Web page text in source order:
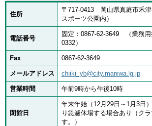
住所
〒717-0413 岡山県真庭市禾津
スポーツ公園内）
電話番号
固定：0867-62-3649 （業務用
0332）
Fax 0867-62-3649
メールアドレス chiiki_yb@city.maniwa.lg.jp
営業時間 午前9時から午後10時
閉館日
年末年始（12月29日～1月3日
り急遽休場する場合あり（ク
す。）